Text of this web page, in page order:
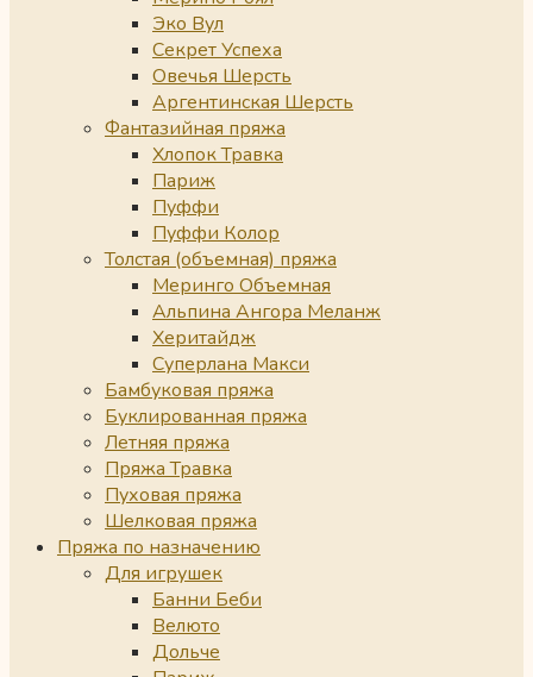
Эко Вул
Секрет Успеха
Овечья Шерсть
Аргентинская Шерсть
Фантазийная пряжа
Хлопок Травка
Париж
Пуффи
Пуффи Колор
Толстая (объемная) пряжа
Меринго Объемная
Альпина Ангора Меланж
Херитайдж
Суперлана Макси
Бамбуковая пряжа
Буклированная пряжа
Летняя пряжа
Пряжа Травка
Пуховая пряжа
Шелковая пряжа
Пряжа по назначению
Для игрушек
Банни Беби
Велюто
Дольче